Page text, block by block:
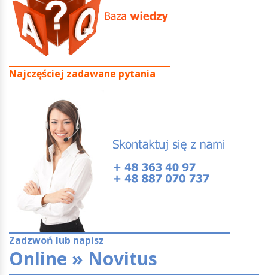
Najczęściej zadawane pytania
Zadzwoń lub napisz
Online » Novitus